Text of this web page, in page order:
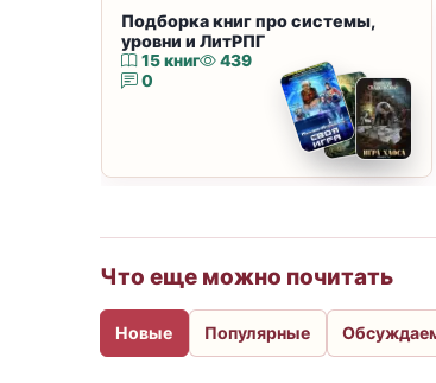
Подборка книг про системы,
уровни и ЛитРПГ
15 книг
439
0
Что еще можно почитать
Новые Популярные